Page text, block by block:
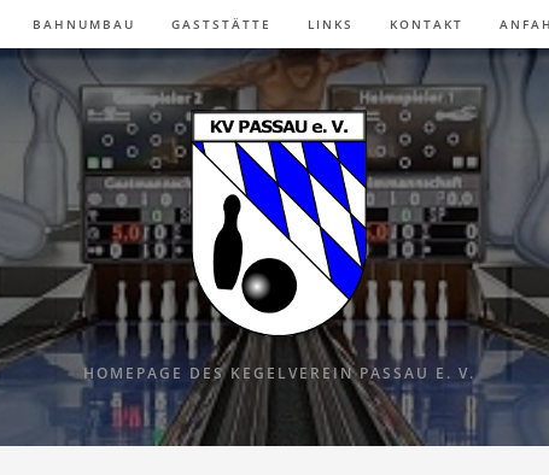
BAHNUMBAU GASTSTÄTTE LINKS KONTAKT
HOMEPAGE DES KEGELVEREIN PASSAU E. V.